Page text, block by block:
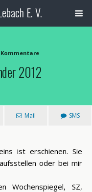
E. V.
Kommentare
2012
Mail SMS
ist erschienen. Sie
oder bei mir
Wochenspiegel, SZ,